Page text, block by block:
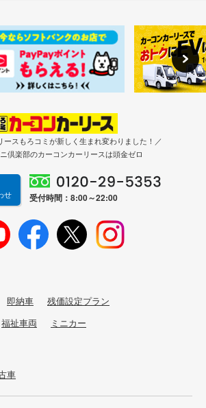
ースもろコミが新しく生まれ変わりました！／
倶楽部のカーコンカーリースは頭金ゼロ
せ
受付時間：8:00～22:00
即納車
残価設定プラン
福祉車両 ミニカー
車